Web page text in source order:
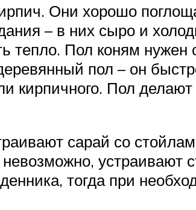
Они хорошо
– в них сыро и
Пол коням нужен
пол – он
кирпичного. Пол
сарай со
устраивают
тогда при